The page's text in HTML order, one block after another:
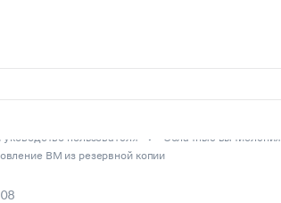
Руководство пользователя
Облачные вычисления
ВМ из резервной копии